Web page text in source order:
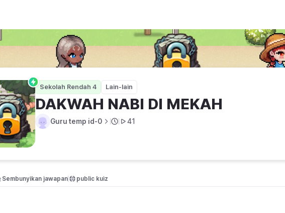
Sekolah Rendah 4 Lain-lain
DAKWAH NABI DI MEKAH
Guru temp id-0 41
Sembunyikan jawapan public kuiz